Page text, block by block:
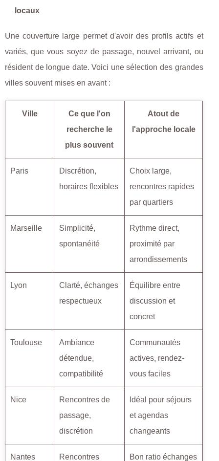
locaux
Une couverture large permet d'avoir des profils actifs et
variés, que vous soyez de passage, nouvel arrivant, ou
résident de longue date. Voici une sélection des grandes
villes souvent mises en avant :
Ville
Ce que l'on
recherche le
plus souvent
Atout de
l'approche locale
Paris
Discrétion,
horaires flexibles
Choix large,
rencontres rapides
par quartiers
Marseille
Simplicité,
spontanéité
Rythme direct,
proximité par
arrondissements
Lyon
Clarté, échanges
respectueux
Équilibre entre
discussion et
concret
Toulouse
Ambiance
détendue,
compatibilité
Communautés
actives, rendez-
vous faciles
Nice
Rencontres de
passage,
discrétion
Idéal pour séjours
et agendas
changeants
Nantes Rencontres Bon ratio échanges